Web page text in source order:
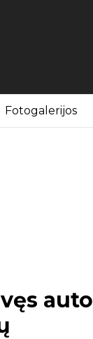
Fotogalerijos